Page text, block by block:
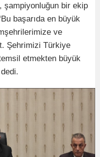
bir ekip
başarıda en büyük
ve
Şehrimizi Türkiye
etmekten büyük